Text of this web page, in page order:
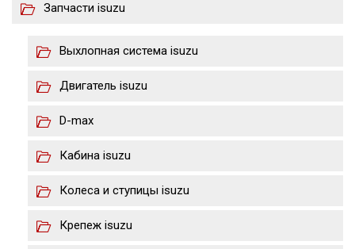
Запчасти isuzu
Выхлопная система isuzu
Двигатель isuzu
D-max
Кабина isuzu
Колеса и ступицы isuzu
Крепеж isuzu